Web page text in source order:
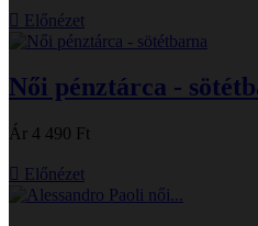
 Előnézet
Női pénztárca -
Ár 4 490 Ft
 Előnézet